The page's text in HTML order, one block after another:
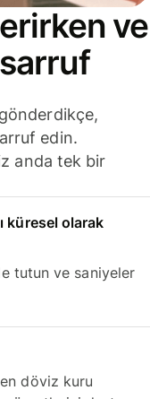
ve
edin.
anda tek bir
küresel olarak
tutun ve saniyeler
döviz kuru